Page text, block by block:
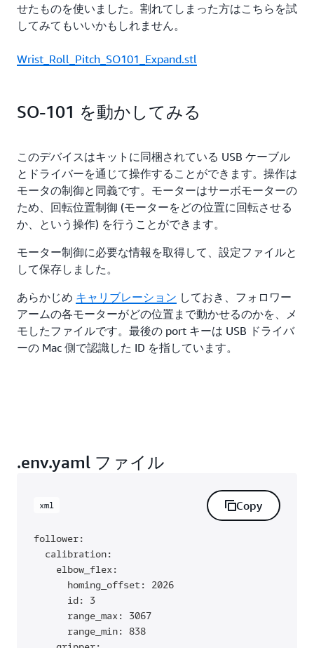
せたものを使いました。割れてしまった方はこちらを試
してみてもいいかもしれません。
Wrist_Roll_Pitch_SO101_Expand.stl
SO-101 を動かしてみる
このデバイスはキットに同梱されている USB ケーブル
とドライバーを通じて操作することができます。操作は
モータの制御と同義です。モーターはサーボモーターの
ため、回転位置制御 (モーターをどの位置に回転させる
か、という操作) を行うことができます。
モーター制御に必要な情報を取得して、設定ファイルと
して保存しました。
あらかじめ キャリブレーション しておき、フォロワー
アームの各モーターがどの位置まで動かせるのかを、メ
モしたファイルです。最後の port キーは USB ドライバ
ーの Mac 側で認識した ID を指しています。
.env.yaml ファイル
xml Copy
follower:
  calibration:
    elbow_flex:
      homing_offset: 2026
      id: 3
      range_max: 3067
      range_min: 838